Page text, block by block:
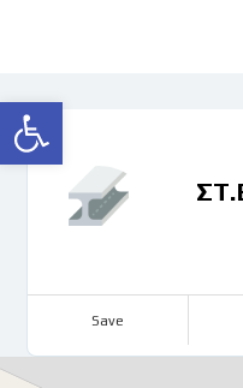
Ανοίξτε τη
Save